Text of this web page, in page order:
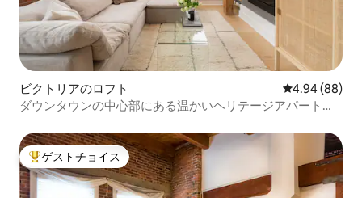
ビクトリアのロフト レビュー88件
4.94 (88)
ダウンタウンの中心部にある温かいヘリテージアパートメ
大好評のゲストチョイスです。
ゲストチョイス